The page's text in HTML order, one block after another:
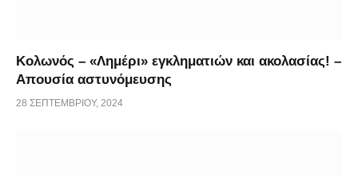
Κολωνός – «Λημέρι» εγκληματιών και ακολασίας! –
Απουσία αστυνόμευσης
28 ΣΕΠΤΕΜΒΡΊΟΥ, 2024